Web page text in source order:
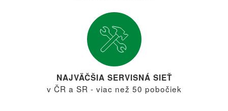
NAJVÄČŠIA SERVISNÁ SIEŤ
v ČR a SR - viac než 50 pobočiek